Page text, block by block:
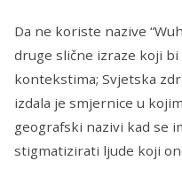
Da ne koriste nazive
druge slične izraze koji
kontekstima; Svjetska
izdala je smjernice u
geografski nazivi kad se
stigmatizirati ljude koji